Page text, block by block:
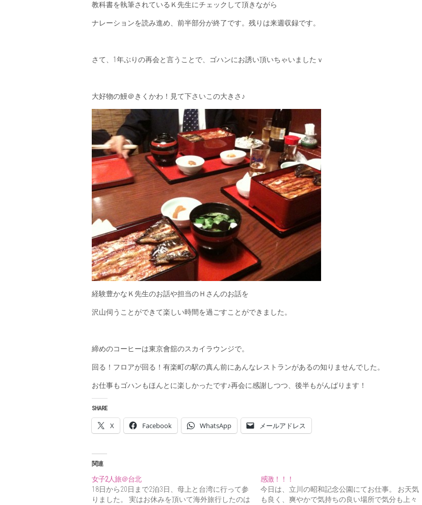
教科書を執筆されているＫ先生にチェックして頂きながら
ナレーションを読み進め、前半部分が終了です。残りは来週収録です。
さて、1年ぶりの再会と言うことで、ゴハンにお誘い頂いちゃいましたｖ
大好物の鰻＠きくかわ！見て下さいこの大きさ♪
経験豊かなＫ先生のお話や担当のＨさんのお話を
沢山伺うことができて楽しい時間を過ごすことができました。
締めのコーヒーは東京會舘のスカイラウンジで。
回る！フロアが回る！有楽町の駅の真ん前にあんなレストランがあるの知りませんでした。
お仕事もゴハンもほんとに楽しかったです♪再会に感謝しつつ、後半もがんばります！
SHARE
X Facebook WhatsApp メールアドレス
関連
女子2人旅＠台北
18日から20日まで2泊3日、母上と台湾に行って参
りました。 実はお休みを頂いて海外旅行したのは
感激！！！
今日は、立川の昭和記念公園にてお仕事。 お天気
も良く、爽やかで気持ちの良い場所で気分も上々